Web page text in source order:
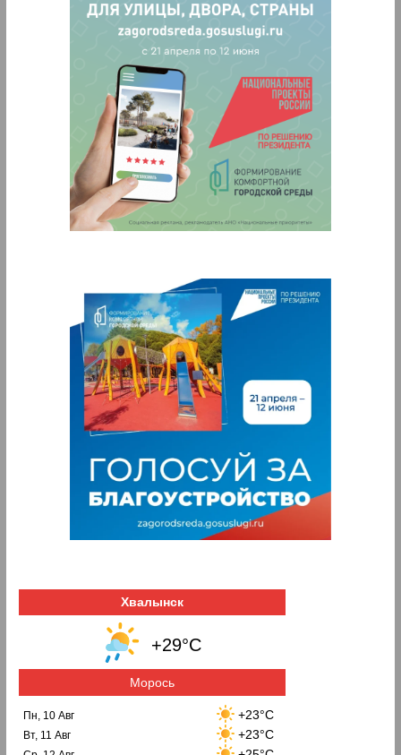
Хвалынск
+29°C
Морось
Пн, 10 Авг +23°C
Вт, 11 Авг +23°C